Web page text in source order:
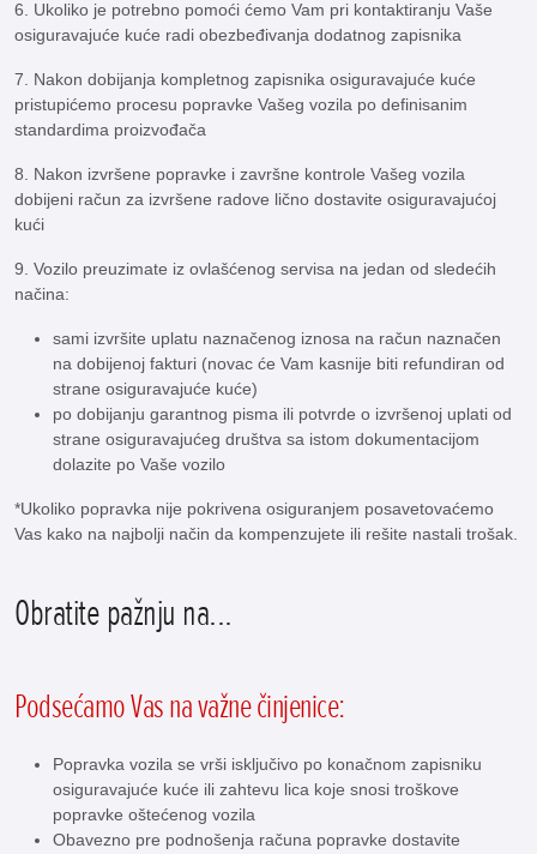
6. Ukoliko je potrebno pomoći ćemo Vam pri kontaktiranju Vaše
osiguravajuće kuće radi obezbeđivanja dodatnog zapisnika
7. Nakon dobijanja kompletnog zapisnika osiguravajuće kuće
pristupićemo procesu popravke Vašeg vozila po definisanim
standardima proizvođača
8. Nakon izvršene popravke i završne kontrole Vašeg vozila
dobijeni račun za izvršene radove lično dostavite osiguravajućoj
kući
9. Vozilo preuzimate iz ovlašćenog servisa na jedan od sledećih
načina:
sami izvršite uplatu naznačenog iznosa na račun naznačen
na dobijenoj fakturi (novac će Vam kasnije biti refundiran od
strane osiguravajuće kuće)
po dobijanju garantnog pisma ili potvrde o izvršenoj uplati od
strane osiguravajućeg društva sa istom dokumentacijom
dolazite po Vaše vozilo
*Ukoliko popravka nije pokrivena osiguranjem posavetovaćemo
Vas kako na najbolji način da kompenzujete ili rešite nastali trošak.
Obratite pažnju na...
Podsećamo Vas na važne činjenice:
Popravka vozila se vrši isključivo po konačnom zapisniku
osiguravajuće kuće ili zahtevu lica koje snosi troškove
popravke oštećenog vozila
Obavezno pre podnošenja računa popravke dostavite